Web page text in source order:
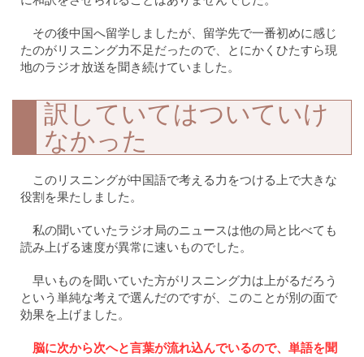
その後中国へ留学しましたが、留学先で一番初めに感じ
たのがリスニング力不足だったので、とにかくひたすら現
地のラジオ放送を聞き続けていました。
訳していてはついていけ
なかった
このリスニングが中国語で考える力をつける上で大きな
役割を果たしました。
私の聞いていたラジオ局のニュースは他の局と比べても
読み上げる速度が異常に速いものでした。
早いものを聞いていた方がリスニング力は上がるだろう
という単純な考えで選んだのですが、このことが別の面で
効果を上げました。
脳に次から次へと言葉が流れ込んでいるので、単語を聞